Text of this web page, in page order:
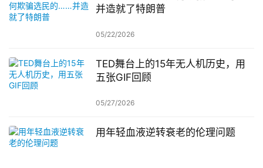
并造就了特朗普
05/22/2026
TED舞台上的15年无人机历史，用
五张GIF回顾
05/27/2026
用年轻血液逆转衰老的伦理问题